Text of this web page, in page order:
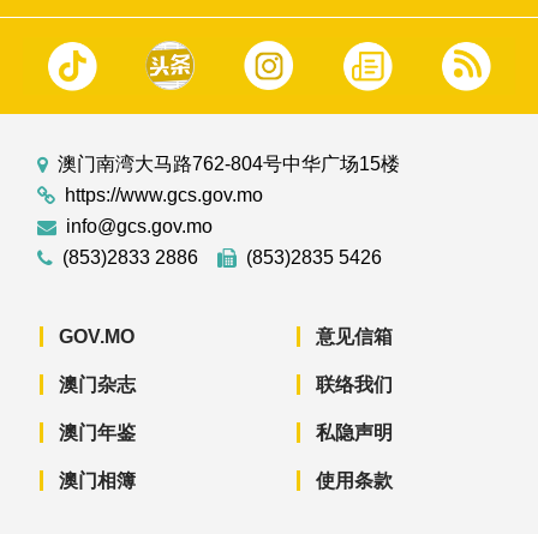
澳门南湾大马路762-804号中华广场15楼
https://www.gcs.gov.mo
info@gcs.gov.mo
(853)2833 2886
(853)2835 5426
GOV.MO
澳门杂志
澳门年鉴
澳门相簿
意见信箱
联络我们
私隐声明
使用条款